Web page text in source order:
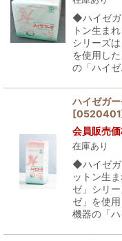
◆ハイゼ
トン生ま
シリーズ
を使用し
の「ハイ
ハイゼガ
[0520401
会員販売
在庫あり
◆ハイゼ
ットン生
ゼ」シリ
ゼ」を使
機器の「